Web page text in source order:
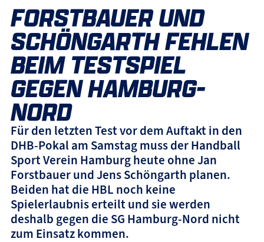
FORSTBAUER UND
SCHÖNGARTH FEHLEN
BEIM TESTSPIEL
GEGEN HAMBURG-
NORD
Für den letzten Test vor dem Auftakt in den
DHB-Pokal am Samstag muss der Handball
Sport Verein Hamburg heute ohne Jan
Forstbauer und Jens Schöngarth planen.
Beiden hat die HBL noch keine
Spielerlaubnis erteilt und sie werden
deshalb gegen die SG Hamburg-Nord nicht
zum Einsatz kommen.